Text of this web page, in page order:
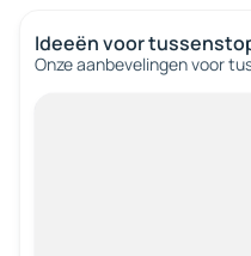
Ideeën voor
Onze aanbevelingen voor